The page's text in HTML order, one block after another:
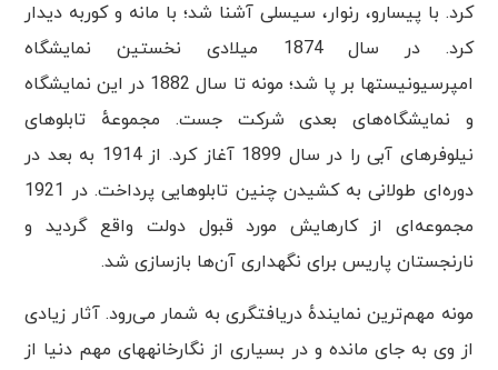
کرد. با پیسارو، رنوار، سیسلی آشنا شد؛ با مانه و کوربه دیدار
کرد. در سال 1874 میلادی نخستین نمایشگاه
امپرسیونیستها بر پا شد؛ مونه تا سال 1882 در این نمایشگاه
و نمایشگاه‌های بعدی شرکت جست. مجموعهٔ تابلوهای
نیلوفرهای آبی را در سال 1899 آغاز کرد. از 1914 به بعد در
دوره‌ای طولانی به کشیدن چنین تابلوهایی پرداخت. در 1921
مجموعه‌ای از کارهایش مورد قبول دولت واقع گردید و
نارنجستان پاریس برای نگهداری آن‌ها بازسازی شد.
مونه مهم‌ترین نمایندهٔ دریافتگری به شمار می‌رود. آثار زیادی
از وی به جای مانده و در بسیاری از نگارخانههای مهم دنیا از